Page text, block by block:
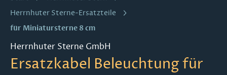
Herrnhuter Sterne-Ersatzteile
für Miniatursterne 8 cm
Herrnhuter Sterne GmbH
Ersatzkabel Beleuchtung für